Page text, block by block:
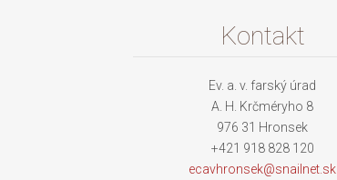
Kontakt
Ev. a. v. farský úrad
A. H. Krčméryho 8
976 31 Hronsek
+421 918 828 120
ecavhronsek@snai lnet.sk